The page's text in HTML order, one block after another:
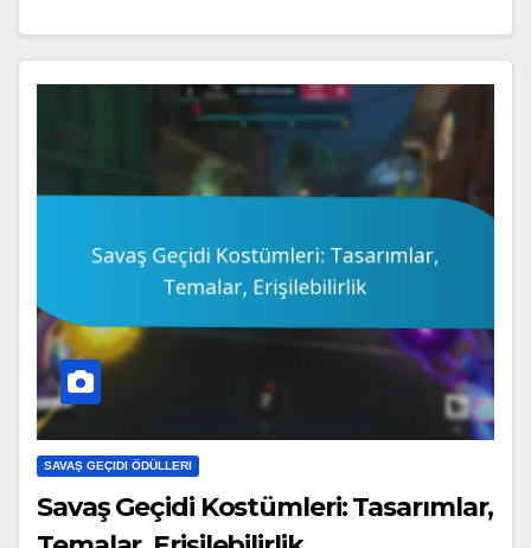
SAVAŞ GEÇIDI ÖDÜLLERI
Savaş Geçidi Kostümleri: Tasarımlar,